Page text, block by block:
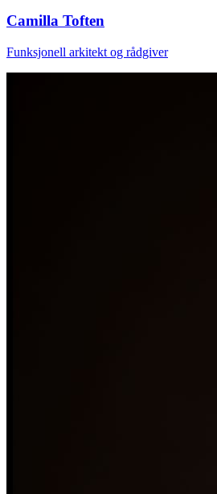
Camilla Toften
Funksjonell arkitekt og rådgiver